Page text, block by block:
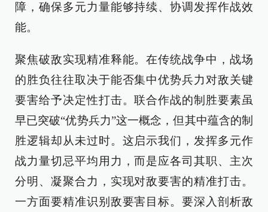
障，确保多元力量能够持续、协调发挥作战效
能。
聚焦破敌实现精准释能。在传统战争中，战场
的胜负往往取决于能否集中优势兵力对敌关键
要害给予决定性打击。联合作战的制胜要素虽
早已突破“优势兵力”这一概念，但其中蕴含的制
胜逻辑却从未过时。这启示我们，发挥多元作
战力量切忌平均用力，而是应各司其职、主次
分明、凝聚合力，实现对敌要害的精准打击。
一方面要精准识别敌要害目标。要深入剖析敌